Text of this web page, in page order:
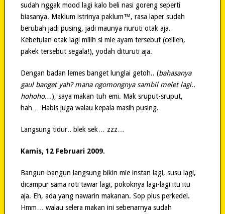
sudah nggak mood lagi kalo beli nasi goreng seperti
biasanya. Maklum istrinya paklum™, rasa laper sudah
berubah jadi pusing, jadi maunya nuruti otak aja.
Kebetulan otak lagi milih si mie ayam tersebut (ceilleh,
pakek tersebut segala!), yodah dituruti aja.
Dengan badan lemes banget lunglai getoh.. (bahasanya
gaul banget yah? mana ngomongnya sambil melet lagi..
hohoho…), saya makan tuh emi. Mak sruput-sruput,
hah… Habis juga walau kepala masih pusing.
Langsung tidur.. blek sek… zzz…
Kamis, 12 Februari 2009.
Bangun-bangun langsung bikin mie instan lagi, susu lagi,
dicampur sama roti tawar lagi, pokoknya lagi-lagi itu itu
aja. Eh, ada yang nawarin makanan. Sop plus perkedel.
Hmm… walau selera makan ini sebenarnya sudah